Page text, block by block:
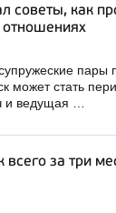
советы, как
отношениях
пары
может стать
и ведущая …
всего за три